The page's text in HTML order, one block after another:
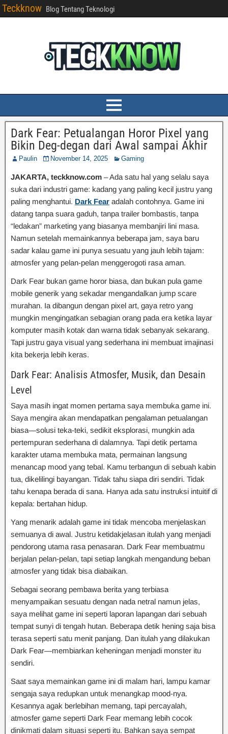
Teckknow Blog Tentang Teknologi
Dark Fear: Petualangan Horor Pixel yang
Bikin Deg-degan dari Awal sampai Akhir
Paulin November 14, 2025 Gaming
JAKARTA, teckknow.com – Ada satu hal yang selalu saya
suka dari industri game: kadang yang paling kecil justru yang
paling menghantui. Dark Fear adalah contohnya. Game ini
datang tanpa suara gaduh, tanpa trailer bombastis, tanpa
“ledakan” marketing yang biasanya membanjiri lini masa.
Namun setelah memainkannya beberapa jam, saya baru
sadar kalau game ini punya sesuatu yang jauh lebih tajam:
atmosfer yang pelan-pelan menggerogoti rasa aman.
Dark Fear bukan game horor biasa, dan bukan pula game
mobile generik yang sekadar mengandalkan jump scare
murahan. Ia dibangun dengan pixel art, gaya retro yang
mungkin mengingatkan sebagian orang pada era ketika layar
komputer masih kotak dan warna tidak sebanyak sekarang.
Tapi justru gaya visual yang sederhana ini membuat imajinasi
kita bekerja lebih keras.
Dark Fear: Analisis Atmosfer, Musik, dan Desain
Level
Saya masih ingat momen pertama saya membuka game ini.
Saya mengira akan mendapatkan pengalaman petualangan
biasa—solusi teka-teki, sedikit eksplorasi, mungkin ada
pertempuran sederhana di dalamnya. Tapi detik pertama
karakter utama membuka mata, permainan langsung
menancap mood yang tebal. Kamu terbangun di sebuah kabin
tua, dikelilingi bayangan. Tidak tahu siapa diri sendiri. Tidak
tahu kenapa berada di sana. Hanya ada satu instruksi intuitif di
kepala: bertahan hidup.
Yang menarik adalah game ini tidak mencoba menjelaskan
semuanya di awal. Justru ketidakjelasan itulah yang menjadi
pendorong utama rasa penasaran. Dark Fear membuatmu
berjalan pelan-pelan, tapi setiap langkah mengandung beban
atmosfer yang tidak bisa diabaikan.
Sebagai seorang pembawa berita yang terbiasa
menyampaikan sesuatu dengan nada netral namun jelas,
saya melihat game ini seperti laporan lapangan dari sebuah
tempat sunyi di tengah hutan. Beberapa detik hening saja bisa
terasa seperti satu menit panjang. Dan itulah yang dilakukan
Dark Fear—membiarkan keheningan menjadi monster itu
sendiri.
Saat saya memainkan game ini di malam hari, lampu kamar
sengaja saya redupkan untuk menangkap mood-nya.
Kesannya agak berlebihan memang, tapi percayalah,
atmosfer game seperti Dark Fear memang lebih cocok
dinikmati dalam situasi seperti itu. Bahkan saya sempat